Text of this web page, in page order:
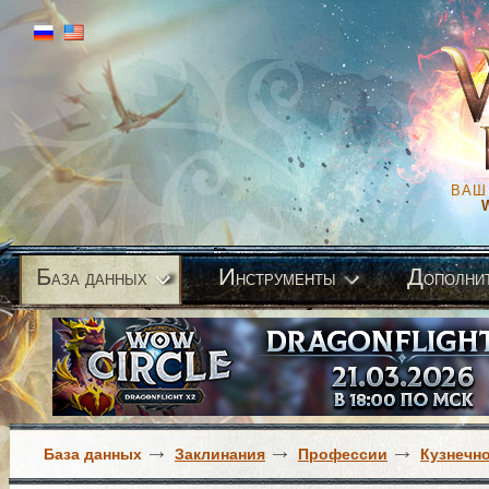
ВАШ
База данных Инструменты Д
База данных Заклинания Профессии